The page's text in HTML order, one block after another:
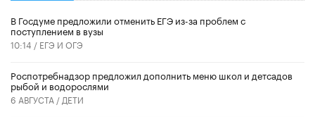
В Госдуме предложили отменить ЕГЭ из-за проблем с
поступлением в вузы
10:14 / ЕГЭ И ОГЭ
Роспотребнадзор предложил дополнить меню школ и детсадов
рыбой и водорослями
6 АВГУСТА / ДЕТИ